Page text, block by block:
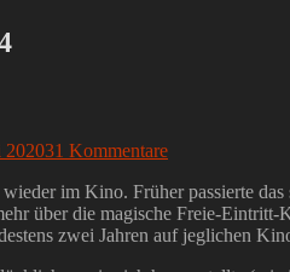
202031 Kommentare
im Kino. Früher passierte
über die magische Freie-
zwei Jahren auf jeglichen